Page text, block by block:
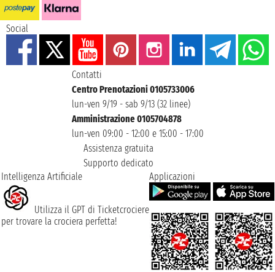
Social
Contatti
Centro Prenotazioni 0105733006
lun-ven 9/19 - sab 9/13 (32 linee)
Amministrazione 0105704878
lun-ven 09:00 - 12:00 e 15:00 - 17:00
Assistenza gratuita
Supporto dedicato
Intelligenza Artificiale
Utilizza il GPT di Ticketcrociere
per trovare la crociera perfetta!
Applicazioni